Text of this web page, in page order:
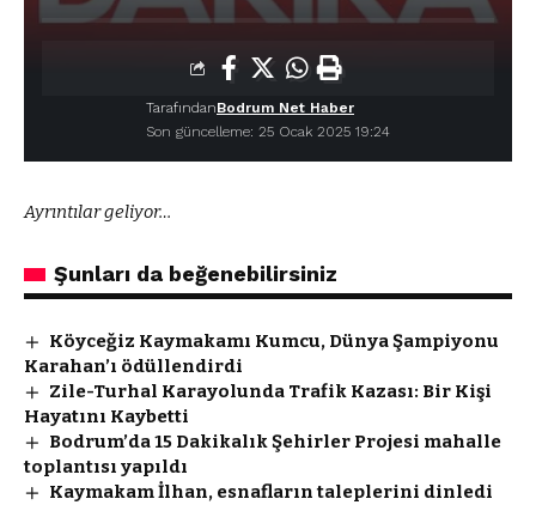
Son güncelleme: 25 Ocak 2025 19:24
TarafındanBodrum Net Haber
Ayrıntılar geliyor…
Şunları da beğenebilirsiniz
Köyceğiz Kaymakamı Kumcu, Dünya Şampiyonu
Karahan’ı ödüllendirdi
Zile-Turhal Karayolunda Trafik Kazası: Bir Kişi
Hayatını Kaybetti
Bodrum’da 15 Dakikalık Şehirler Projesi mahalle
toplantısı yapıldı
Kaymakam İlhan, esnafların taleplerini dinledi